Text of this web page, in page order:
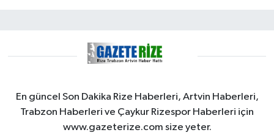
En güncel Son Dakika Rize Haberleri, Artvin Haberleri,
Trabzon Haberleri ve Çaykur Rizespor Haberleri için
www.gazeterize.com size yeter.